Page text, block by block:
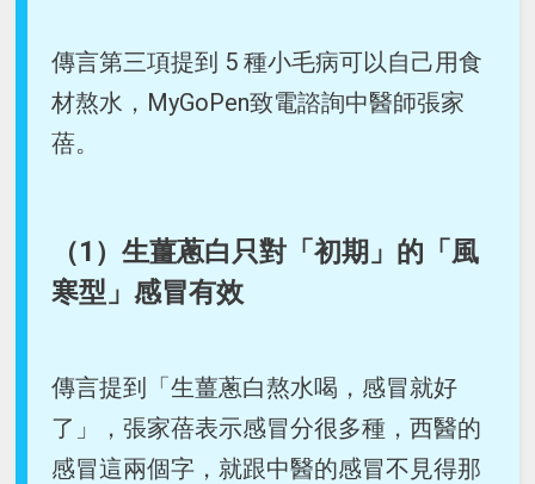
傳言第三項提到 5 種小毛病可以自己用食
材熬水，MyGoPen致電諮詢中醫師張家
蓓。
（1）生薑蔥白只對「初期」的「風
寒型」感冒有效
傳言提到「生薑蔥白熬水喝，感冒就好
了」，張家蓓表示感冒分很多種，西醫的
感冒這兩個字，就跟中醫的感冒不見得那